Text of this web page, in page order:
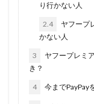
り行かない人
2.4
ヤフープ
かない人
3
ヤフープレミ
き？
4 今までPayPay